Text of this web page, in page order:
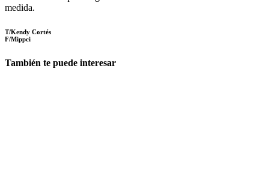
medida.
T/Kendy Cortés
F/Mippci
También te puede interesar